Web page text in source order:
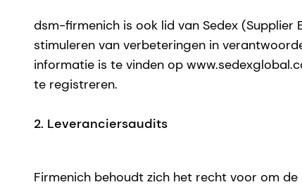
dsm-firmenich is ook lid van Sedex
stimuleren van verbeteringen in
informatie is te vinden op
te registreren.
2. Leveranciersaudits
Firmenich behoudt zich het recht voor om